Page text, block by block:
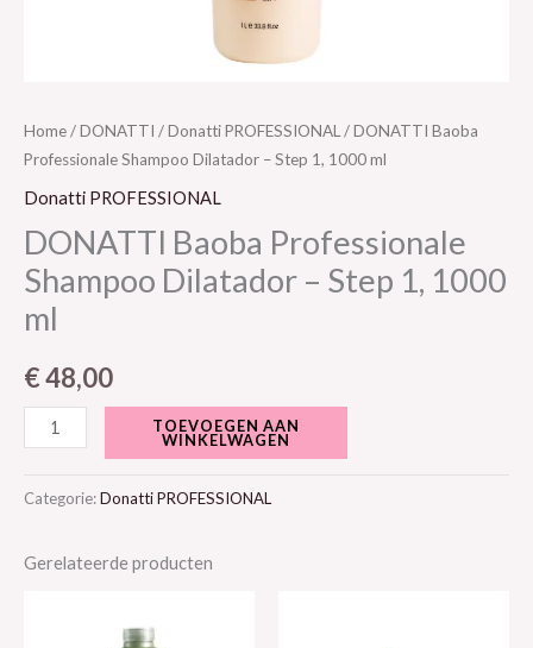
Home/DONATTI /Donatti PROFESSIONAL / DONATTI Baoba
Professionale Shampoo Dilatador – Step 1, 1000 ml
Donatti PROFESSIONAL
DONATTI Baoba Professionale
Shampoo Dilatador – Step 1, 1000
ml
€48,00
TOEVOEGEN AAN
WINKELWAGEN
Categorie:Donatti PROFESSIONAL
Gerelateerde producten